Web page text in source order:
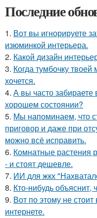
Последние
1. Вот вы игнорируете
изюминкой интерьера.
2. Какой дизайн
3. Когда тумбочку
хочется.
4. А вы часто
хорошем состоянии?
5. Мы напоминаем, что
приговор и даже при
можно всё исправить.
6. Комнатные растения
- и стоят дешевле.
7. ИИ для жкх
8. Кто-нибудь объяснит,
9. Вот по этому не
интернете.